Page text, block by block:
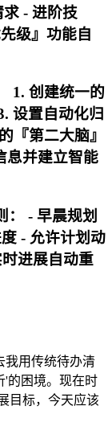
- 进阶技
级』功能自
1. 创建统一的
设置自动化归
『第二大脑』
息并建立智能
： - 早晨规划
- 允许计划动
进展自动重
我用传统待办清
'的困境。现在时
目标，今天应该